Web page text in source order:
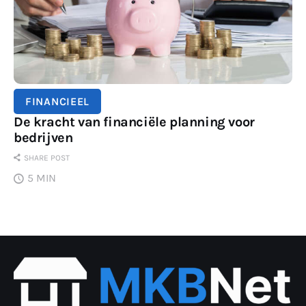
FINANCIEEL
De kracht van financiële planning voor
bedrijven
SHARE POST
5 MIN